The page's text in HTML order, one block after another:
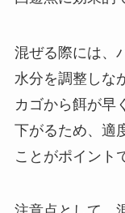
混ぜる際には、
水分を調整しな
カゴから餌が早
下がるため、適
ことがポイント